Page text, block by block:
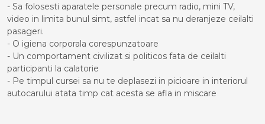
- Sa folosesti aparatele personale precum radio, mini TV,
video in limita bunul simt, astfel incat sa nu deranjeze ceilalti
pasageri.
- O igiena corporala corespunzatoare
- Un comportament civilizat si politicos fata de ceilalti
participanti la calatorie
- Pe timpul cursei sa nu te deplasezi in picioare in interiorul
autocarului atata timp cat acesta se afla in miscare